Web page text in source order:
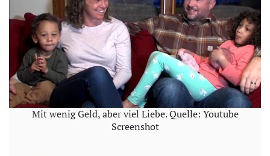
Mit wenig Geld, aber viel Liebe. Quelle: Youtube
Screenshot